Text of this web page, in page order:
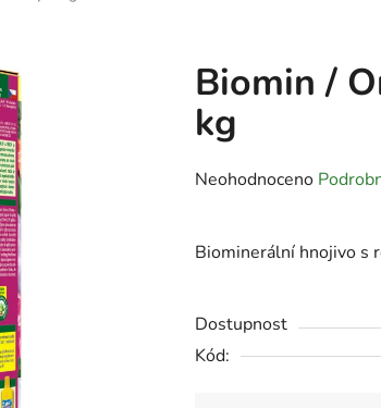
Biomin /
kg
Průměrné
z
5
Neohodnoceno
Biominerální hnojivo s
Dostupnost
Kód: